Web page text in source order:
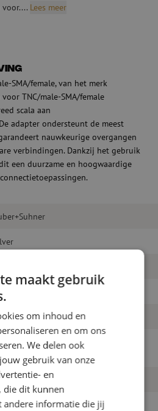
Lees meer
SMA/female, van het merk
TNC/male-SMA/female
scala aan
adapter ondersteunt de meest
nauwkeurige overgangen
verbindingen. Dankzij het gebruik
een duurzame en hoogwaardige
plug (male)
50 Ohm, TNC/male-SMA/female,
(33_TNC-SMA-50-1/1_UE)
maakt gebruik
om inhoud en
en om ons
We delen ook
gebruik van onze
en
die dit kunnen
andere informatie die jij